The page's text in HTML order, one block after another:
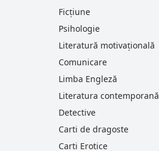
Ficțiune
Psihologie
Literatură motivațională
Comunicare
Limba Engleză
Literatura contemporană
Detective
Carti de dragoste
Carti Erotice